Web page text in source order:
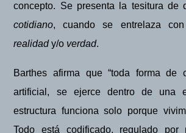
concepto. Se presenta la tesitura de
cotidiano, cuando se entrelaza con
realidady/o verdad.
Barthes afirma que “toda forma de
artificial, se ejerce dentro de una
estructura funciona solo porque
Todo está codificado, regulado por